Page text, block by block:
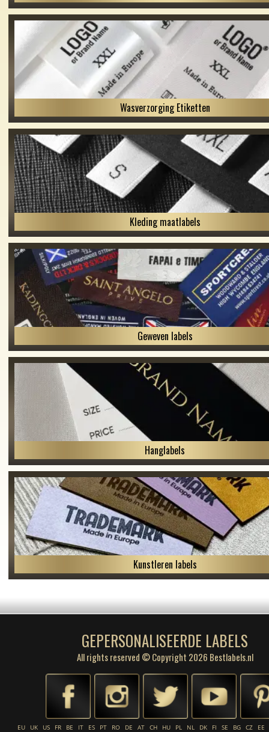
Wasverzorging Etiketten
Kleding maatlabels
Geweven labels
Hanglabels
Kunstleren labels
GEPERSONALISEERDE LABELS
All rights reserved © Copyright 2026 Bestlabels.nl
EU UK US FR BE IT ES PT RO DE AT CH HU PL NL DK FI SE BG CZ
EE